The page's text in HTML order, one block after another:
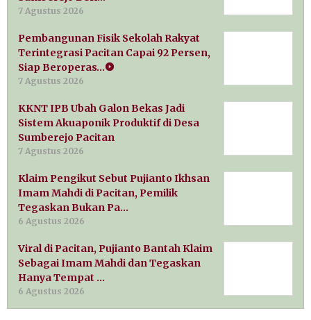
7 Agustus 2026
Pembangunan Fisik Sekolah Rakyat
Terintegrasi Pacitan Capai 92 Persen,
Siap Beroperas…
7 Agustus 2026
KKNT IPB Ubah Galon Bekas Jadi
Sistem Akuaponik Produktif di Desa
Sumberejo Pacitan
7 Agustus 2026
Klaim Pengikut Sebut Pujianto Ikhsan
Imam Mahdi di Pacitan, Pemilik
Tegaskan Bukan Pa…
6 Agustus 2026
Viral di Pacitan, Pujianto Bantah Klaim
Sebagai Imam Mahdi dan Tegaskan
Hanya Tempat …
6 Agustus 2026